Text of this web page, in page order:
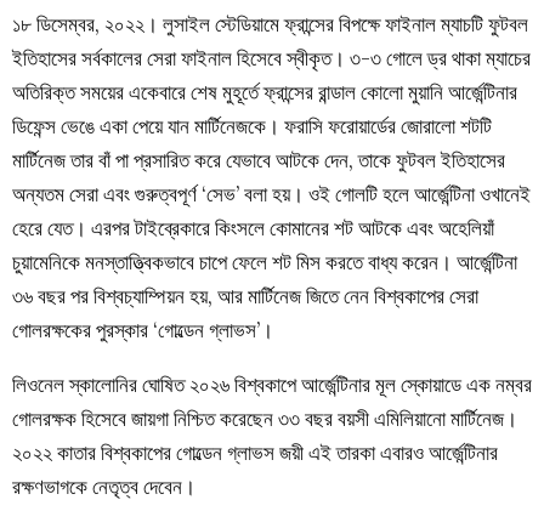
১৮ ডিসেম্বর, ২০২২। লুসাইল স্টেডিয়ামে ফ্রান্সের বিপক্ষে ফাইনাল ম্যাচটি ফুটবল
ইতিহাসের সর্বকালের সেরা ফাইনাল হিসেবে স্বীকৃত। ৩-৩ গোলে ড্র থাকা ম্যাচের
অতিরিক্ত সময়ের একেবারে শেষ মুহূর্তে ফ্রান্সের রান্ডাল কোলো মুয়ানি আর্জেন্টিনার
ডিফেন্স ভেঙে একা পেয়ে যান মার্টিনেজকে। ফরাসি ফরোয়ার্ডের জোরালো শটটি
মার্টিনেজ তার বাঁ পা প্রসারিত করে যেভাবে আটকে দেন, তাকে ফুটবল ইতিহাসের
অন্যতম সেরা এবং গুরুত্বপূর্ণ ‘সেভ’ বলা হয়। ওই গোলটি হলে আর্জেন্টিনা ওখানেই
হেরে যেত। এরপর টাইব্রেকারে কিংসলে কোমানের শট আটকে এবং অহেলিয়াঁ
চুয়ামেনিকে মনস্তাত্ত্বিকভাবে চাপে ফেলে শট মিস করতে বাধ্য করেন। আর্জেন্টিনা
৩৬ বছর পর বিশ্বচ্যাম্পিয়ন হয়, আর মার্টিনেজ জিতে নেন বিশ্বকাপের সেরা
গোলরক্ষকের পুরস্কার ‘গোল্ডেন গ্লাভস’।
লিওনেল স্কালোনির ঘোষিত ২০২৬ বিশ্বকাপে আর্জেন্টিনার মূল স্কোয়াডে এক নম্বর
গোলরক্ষক হিসেবে জায়গা নিশ্চিত করেছেন ৩৩ বছর বয়সী এমিলিয়ানো মার্টিনেজ।
২০২২ কাতার বিশ্বকাপের গোল্ডেন গ্লাভস জয়ী এই তারকা এবারও আর্জেন্টিনার
রক্ষণভাগকে নেতৃত্ব দেবেন।